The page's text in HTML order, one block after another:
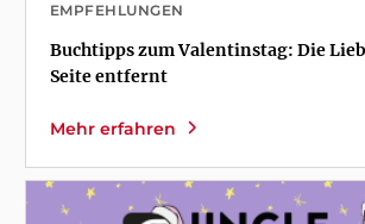
EMPFEHLUNGEN
Buchtipps zum Valentinstag: Die
Seite entfernt
Mehr erfahren